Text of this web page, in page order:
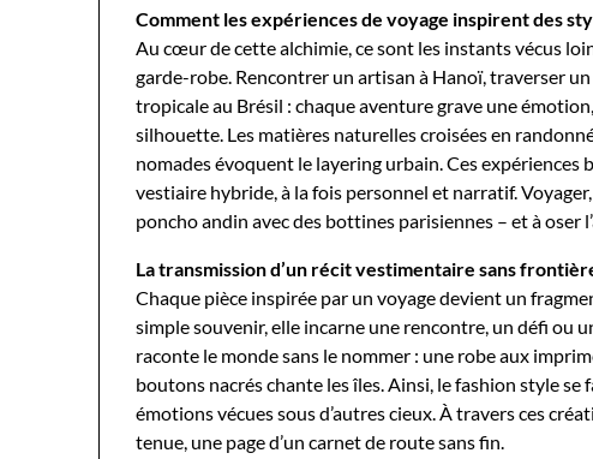
Comment les expériences de voyage inspirent des
Au cœur de cette alchimie, ce sont les instants vécus
garde-robe. Rencontrer un artisan à Hanoï, traverser
tropicale au Brésil : chaque aventure grave une émotion,
silhouette. Les matières naturelles croisées en
nomades évoquent le layering urbain. Ces
vestiaire hybride, à la fois personnel et narratif.
poncho andin avec des bottines parisiennes – et à oser
La transmission d’un récit vestimentaire sans
Chaque pièce inspirée par un voyage devient un
simple souvenir, elle incarne une rencontre, un défi ou
raconte le monde sans le nommer : une robe aux
boutons nacrés chante les îles. Ainsi, le fashion style
émotions vécues sous d’autres cieux. À travers ces
tenue, une page d’un carnet de route sans fin.